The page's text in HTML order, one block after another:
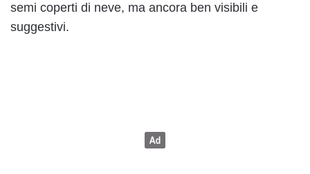
semi coperti di neve, ma ancora ben visibili e
suggestivi.